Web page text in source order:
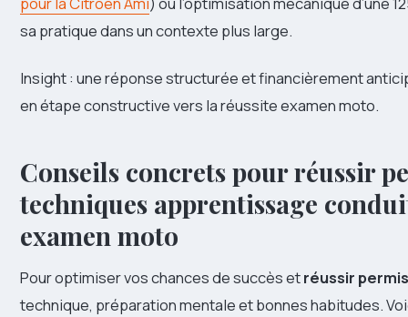
sa pratique dans un contexte plus large.
Insight : une réponse structurée et financièrement
en étape constructive vers la réussite examen moto.
Conseils concrets pour réussir
techniques apprentissage
examen moto
Pour optimiser vos chances de succès etréussir
technique, préparation mentale et bonnes habitudes.